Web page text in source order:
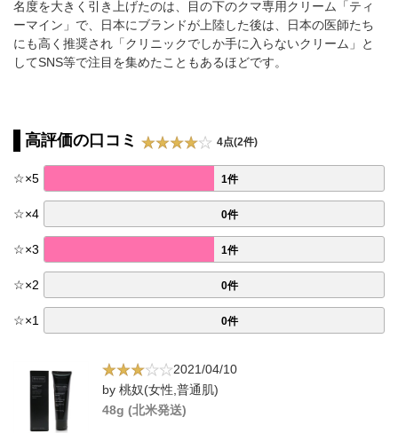
名度を大きく引き上げたのは、目の下のクマ専用クリーム「ティ
ーマイン」で、日本にブランドが上陸した後は、日本の医師たち
にも高く推奨され「クリニックでしか手に入らないクリーム」と
してSNS等で注目を集めたこともあるほどです。
高評価の口コミ 4点(2件)
☆×5 1件
☆×4 0件
☆×3 1件
☆×2 0件
☆×1 0件
2021/04/10
by 桃奴(女性,普通肌)
48g (北米発送)